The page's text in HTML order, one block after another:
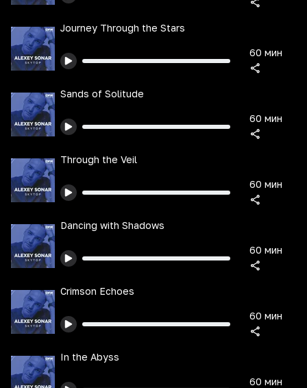
Journey Through the Stars
60 мин
Sands of Solitude
60 мин
Through the Veil
60 мин
Dancing with Shadows
60 мин
Crimson Echoes
60 мин
In the Abyss
60 мин